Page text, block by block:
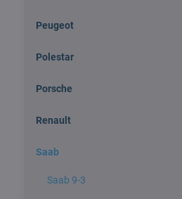
Peugeot
Polestar
Porsche
Renault
Saab
Saab 9-3